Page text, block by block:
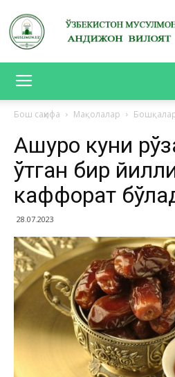
Бош саҳифа Мақолалар
Ашуро куни
ўтган бир
каффорат
28.07.2023